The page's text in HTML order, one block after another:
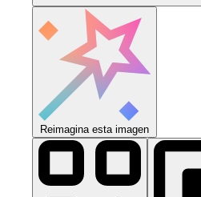
Reimagina esta imagen